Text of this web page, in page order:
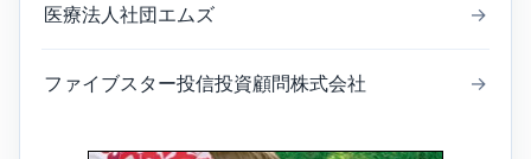
医療法人社団エムズ →
ファイブスター投信投資顧問株式会社 →